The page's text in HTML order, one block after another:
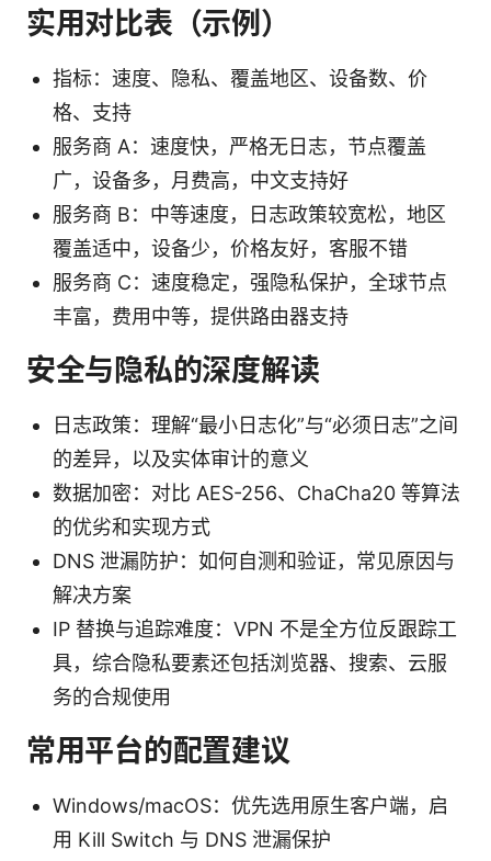
实用对比表（示例）
指标：速度、隐私、覆盖地区、设备数、价
格、支持
服务商 A：速度快，严格无日志，节点覆盖
广，设备多，月费高，中文支持好
服务商 B：中等速度，日志政策较宽松，地区
覆盖适中，设备少，价格友好，客服不错
服务商 C：速度稳定，强隐私保护，全球节点
丰富，费用中等，提供路由器支持
安全与隐私的深度解读
日志政策：理解“最小日志化”与“必须日志”之间
的差异，以及实体审计的意义
数据加密：对比 AES-256、ChaCha20 等算法
的优劣和实现方式
DNS 泄漏防护：如何自测和验证，常见原因与
解决方案
IP 替换与追踪难度：VPN 不是全方位反跟踪工
具，综合隐私要素还包括浏览器、搜索、云服
务的合规使用
常用平台的配置建议
Windows/macOS：优先选用原生客户端，启
用 Kill Switch 与 DNS 泄漏保护